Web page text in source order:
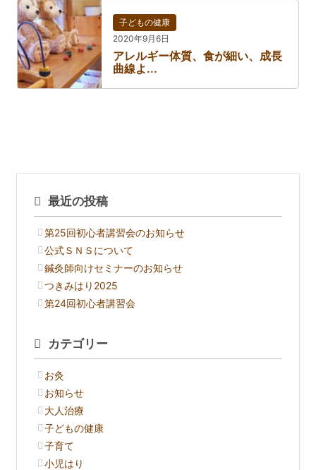
子どもの健康
2020年9月6日
アレルギー体質、食が細い、成長
曲線よ...
最近の投稿
第25回初心者講習会のお知らせ
公式ＳＮＳについて
鍼灸師向けセミナーのお知らせ
つきみはり2025
第24回初心者講習会
カテゴリー
お灸
お知らせ
大人治療
子どもの健康
子育て
小児はり